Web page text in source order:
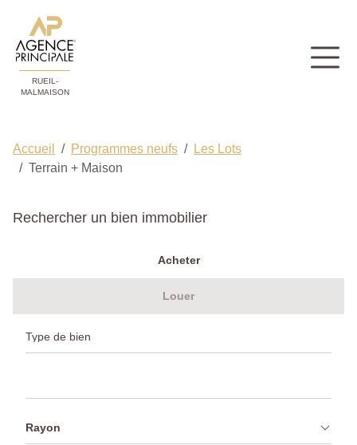
RUEIL-
MALMAISON
Accueil Programmes neufs
Les Lots
Terrain + Maison
Rechercher un bien immobilier
Acheter
Louer
Rayon